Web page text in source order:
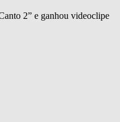
2” e ganhou videoclipe